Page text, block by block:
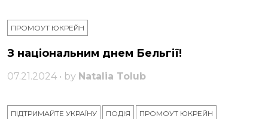
ПРОМОУТ ЮКРЕЙН
З національним днем ​​Бельгії!
07.21.2024 • by Natalia Tolub
ПІДТРИМАЙТЕ УКРАЇНУ ПОДІЯ ПРОМОУТ ЮКРЕЙН